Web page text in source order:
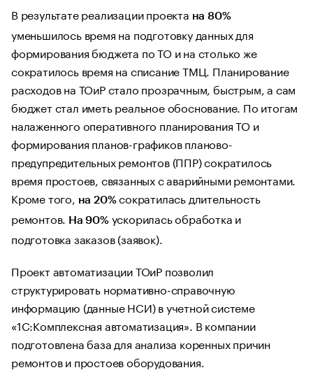
В результате реализации проекта на 80%
уменьшилось время на подготовку данных для
формирования бюджета по ТО и на столько же
сократилось время на списание ТМЦ. Планирование
расходов на ТОиР стало прозрачным, быстрым, а сам
бюджет стал иметь реальное обоснование. По итогам
налаженного оперативного планирования ТО и
формирования планов-графиков планово-
предупредительных ремонтов (ППР) сократилось
время простоев, связанных с аварийными ремонтами.
Кроме того, на 20%сократилась длительность
ремонтов. На 90%ускорилась обработка и
подготовка заказов (заявок).
Проект автоматизации ТОиР позволил
структурировать нормативно-справочную
информацию (данные НСИ) в учетной системе
«1С:Комплексная автоматизация». В компании
подготовлена база для анализа коренных причин
ремонтов и простоев оборудования.